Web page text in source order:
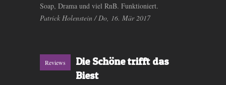
Soap, Drama und viel RnB. Funktioniert.
Patrick Holenstein / Do, 16. Mär 2017
Reviews
Die Schöne trifft das
Biest